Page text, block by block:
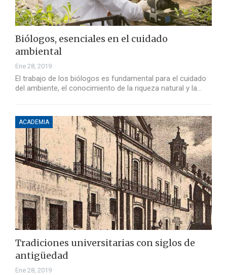
Biólogos, esenciales en el cuidado
ambiental
Ene 28, 2019
El trabajo de los biólogos es fundamental para el cuidado
del ambiente, el conocimiento de la riqueza natural y la…
ACADEMIA
Tradiciones universitarias con siglos de
antigüedad
Ene 28, 2019